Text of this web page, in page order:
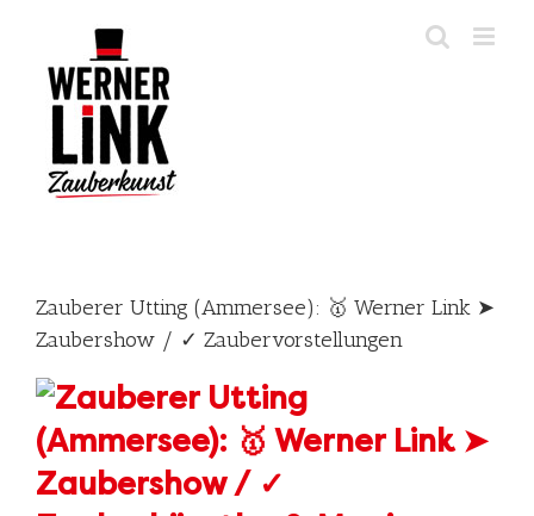
content
Zauberer Utting (Ammersee): 🥇 Werner Link ➤
Zaubershow / ✓ Zaubervorstellungen